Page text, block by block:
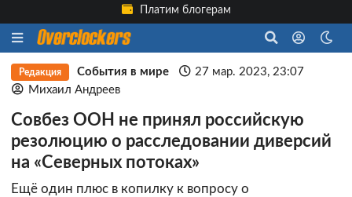
Платим блогерам
Редакция События в мире
27 мар. 2023, 23:07
Михаил Андреев
Совбез ООН не принял российскую
резолюцию о расследовании диверсий
на «Северных потоках»
Ещё один плюс в копилку к вопросу о